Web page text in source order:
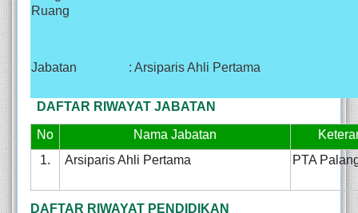
Ruang
Jabatan : Arsiparis Ahli Pertama
DAFTAR RIWAYAT JABATAN
No Nama Jabatan
1.
Arsiparis Ahli Pertama PTA
DAFTAR RIWAYAT PENDIDIKAN